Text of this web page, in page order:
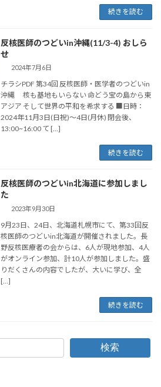
続きを読む
反核医師のつどいin沖縄(11/3-4) おしら
せ
2024年7月6日
チラシPDF 第34回 反核医師・医学者のつどいin
沖縄 核も基地もいらない 命どう宝の島から東
アジア そして世界の平和を希求する ■日時：
2024年11月3日(日祝)〜4日(月休) 閉会後、
13:00~16:00 て […]
続きを読む
反核医師のつどいin北海道に参加しまし
た
2023年9月30日
9月23日、24日、北海道札幌市にて、第33回反
核医師のつどいin北海道が開催されました。長
野反核医療者の会からは、6人が現地参加、4人
がオンライン参加、計10人が参加しました。盛
りだくさんの内容でしたが、大いに学び、全
[…]
続きを読む
検索